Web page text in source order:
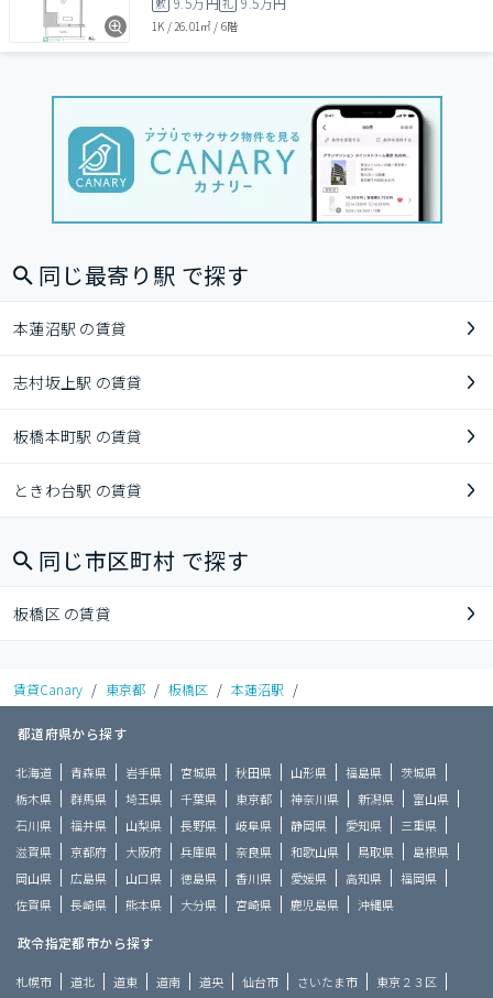
1K /26.01㎡ / 6階
同じ最寄り駅 で探す
本蓮沼駅 の賃貸
志村坂上駅 の賃貸
板橋本町駅 の賃貸
ときわ台駅 の賃貸
同じ市区町村 で探す
板橋区 の賃貸
賃貸Canary / 東京都 / 板橋区 / 本蓮沼駅 /
都道府県から探す
北海道 青森県 岩手県 宮城県 秋田県 山形県 福島県
茨城県
栃木県
群馬県 埼玉県 千葉県 東京都 神奈川県 新潟県
富山県
石川県
福井県 山梨県 長野県 岐阜県 静岡県 愛知県
三重県
滋賀県
京都府 大阪府 兵庫県 奈良県 和歌山県 鳥取県
島根県
岡山県
広島県 山口県 徳島県 香川県 愛媛県 高知県
福岡県
佐賀県
長崎県 熊本県 大分県 宮崎県 鹿児島県 沖縄県
政令指定都市から探す
札幌市 道北 道東 道南 道央 仙台市 さいたま市 東京２３区